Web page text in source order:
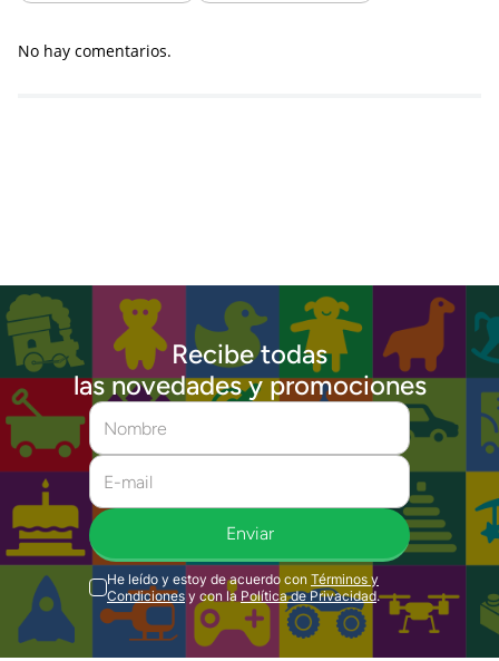
No hay comentarios.
Recibe todas
las novedades y promociones
Enviar
He leído y estoy de acuerdo con Términos y
Condiciones y con la Política de Privacidad.